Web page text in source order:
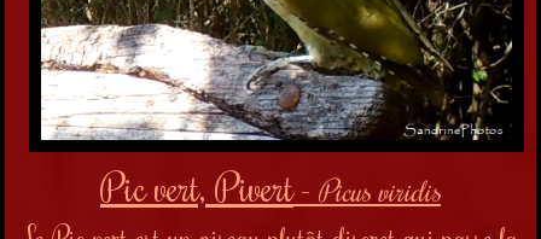
Pic vert, Pivert- Picus viridis